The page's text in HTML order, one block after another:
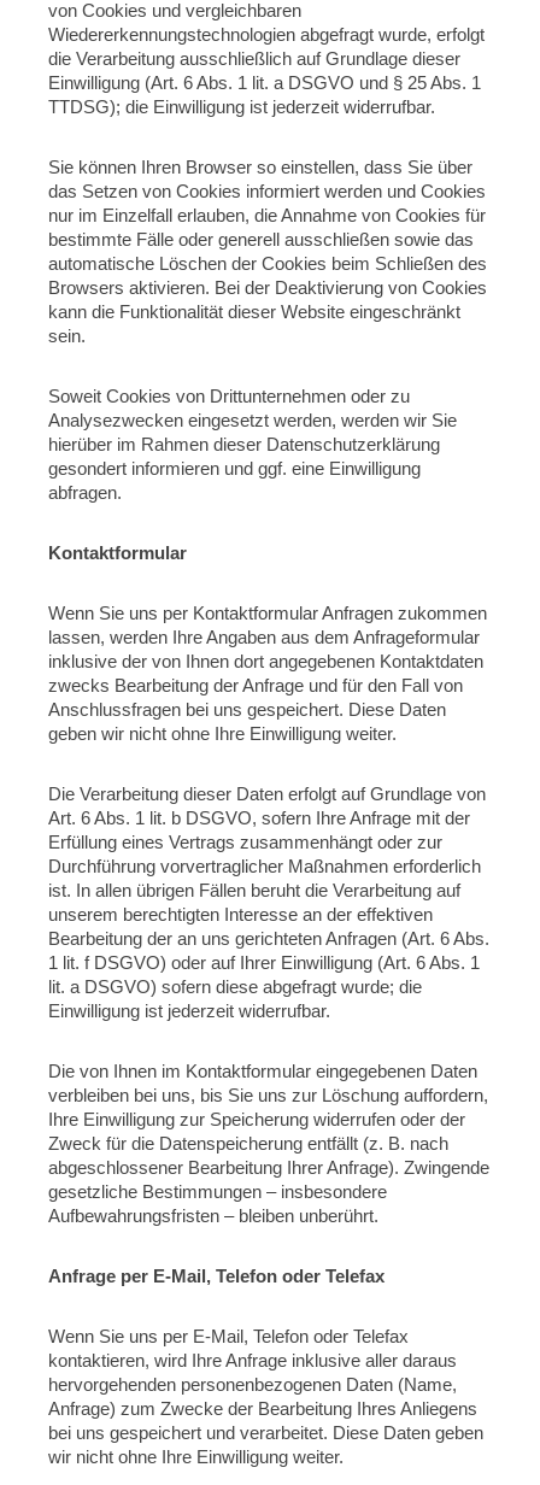
von Cookies und vergleichbaren
Wiedererkennungstechnologien abgefragt wurde, erfolgt
die Verarbeitung ausschließlich auf Grundlage dieser
Einwilligung (Art. 6 Abs. 1 lit. a DSGVO und § 25 Abs. 1
TTDSG); die Einwilligung ist jederzeit widerrufbar.
Sie können Ihren Browser so einstellen, dass Sie über
das Setzen von Cookies informiert werden und Cookies
nur im Einzelfall erlauben, die Annahme von Cookies für
bestimmte Fälle oder generell ausschließen sowie das
automatische Löschen der Cookies beim Schließen des
Browsers aktivieren. Bei der Deaktivierung von Cookies
kann die Funktionalität dieser Website eingeschränkt
sein.
Soweit Cookies von Drittunternehmen oder zu
Analysezwecken eingesetzt werden, werden wir Sie
hierüber im Rahmen dieser Datenschutzerklärung
gesondert informieren und ggf. eine Einwilligung
abfragen.
Kontaktformular
Wenn Sie uns per Kontaktformular Anfragen zukommen
lassen, werden Ihre Angaben aus dem Anfrageformular
inklusive der von Ihnen dort angegebenen Kontaktdaten
zwecks Bearbeitung der Anfrage und für den Fall von
Anschlussfragen bei uns gespeichert. Diese Daten
geben wir nicht ohne Ihre Einwilligung weiter.
Die Verarbeitung dieser Daten erfolgt auf Grundlage von
Art. 6 Abs. 1 lit. b DSGVO, sofern Ihre Anfrage mit der
Erfüllung eines Vertrags zusammenhängt oder zur
Durchführung vorvertraglicher Maßnahmen erforderlich
ist. In allen übrigen Fällen beruht die Verarbeitung auf
unserem berechtigten Interesse an der effektiven
Bearbeitung der an uns gerichteten Anfragen (Art. 6 Abs.
1 lit. f DSGVO) oder auf Ihrer Einwilligung (Art. 6 Abs. 1
lit. a DSGVO) sofern diese abgefragt wurde; die
Einwilligung ist jederzeit widerrufbar.
Die von Ihnen im Kontaktformular eingegebenen Daten
verbleiben bei uns, bis Sie uns zur Löschung auffordern,
Ihre Einwilligung zur Speicherung widerrufen oder der
Zweck für die Datenspeicherung entfällt (z. B. nach
abgeschlossener Bearbeitung Ihrer Anfrage). Zwingende
gesetzliche Bestimmungen – insbesondere
Aufbewahrungsfristen – bleiben unberührt.
Anfrage per E-Mail, Telefon oder Telefax
Wenn Sie uns per E-Mail, Telefon oder Telefax
kontaktieren, wird Ihre Anfrage inklusive aller daraus
hervorgehenden personenbezogenen Daten (Name,
Anfrage) zum Zwecke der Bearbeitung Ihres Anliegens
bei uns gespeichert und verarbeitet. Diese Daten geben
wir nicht ohne Ihre Einwilligung weiter.